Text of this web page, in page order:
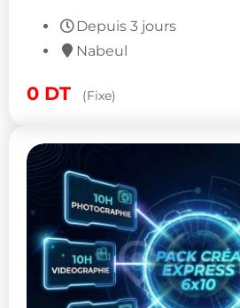
Depuis 3 jours
Nabeul
0 DT (Fixe)